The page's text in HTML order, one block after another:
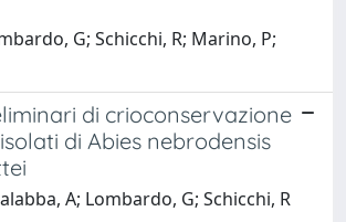
G; Schicchi, R; Marino, P;
di crioconservazione
di Abies nebrodensis
A; Lombardo, G; Schicchi, R